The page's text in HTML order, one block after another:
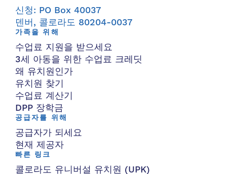
신청: PO Box 40037
덴버, 콜로라도 80204-0037
가족을 위해
수업료 지원을 받으세요
3세 아동을 위한 수업료 크레딧
왜 유치원인가
유치원 찾기
수업료 계산기
DPP 장학금
공급자를 위해
공급자가 되세요
현재 제공자
빠른 링크
콜로라도 유니버설 유치원 (UPK)